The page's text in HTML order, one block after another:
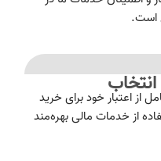
است.
انتخاب
از اعتبار خود برای خرید
از خدمات مالی بهره‌مند